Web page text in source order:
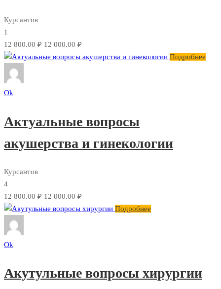
Курсантов
1
12 800.00 ₽ 12 000.00 ₽
Подробнее
Ok
Актуальные вопросы
акушерства и гинекологии
Курсантов
4
12 800.00 ₽ 12 000.00 ₽
Подробнее
Ok
Акутульные вопросы хирургии